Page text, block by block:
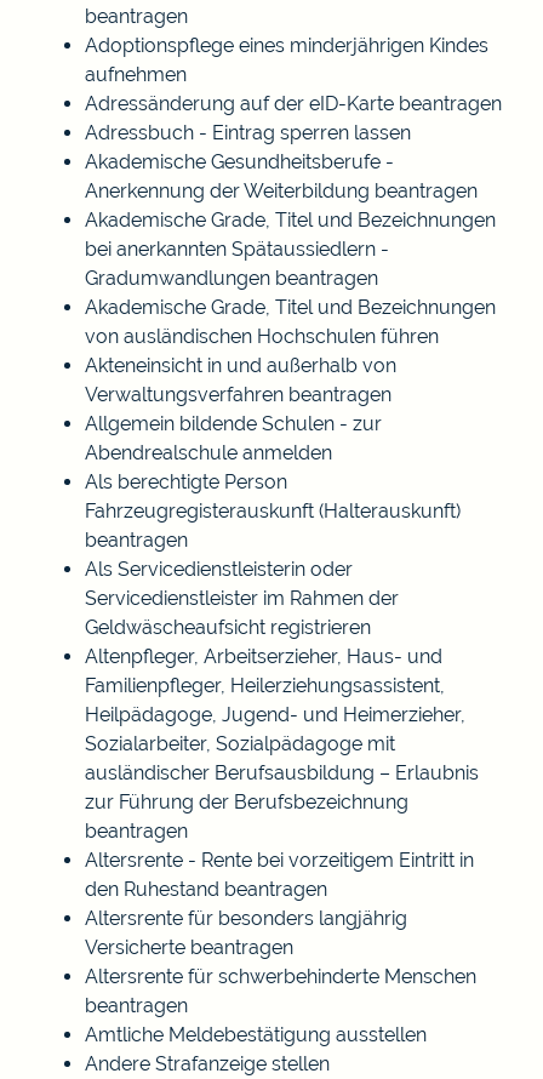
beantragen
Adoptionspflege eines minderjährigen Kindes
aufnehmen
Adressänderung auf der eID-Karte beantragen
Adressbuch - Eintrag sperren lassen
Akademische Gesundheitsberufe -
Anerkennung der Weiterbildung beantragen
Akademische Grade, Titel und Bezeichnungen
bei anerkannten Spätaussiedlern -
Gradumwandlungen beantragen
Akademische Grade, Titel und Bezeichnungen
von ausländischen Hochschulen führen
Akteneinsicht in und außerhalb von
Verwaltungsverfahren beantragen
Allgemein bildende Schulen - zur
Abendrealschule anmelden
Als berechtigte Person
Fahrzeugregisterauskunft (Halterauskunft)
beantragen
Als Servicedienstleisterin oder
Servicedienstleister im Rahmen der
Geldwäscheaufsicht registrieren
Altenpfleger, Arbeitserzieher, Haus- und
Familienpfleger, Heilerziehungsassistent,
Heilpädagoge, Jugend- und Heimerzieher,
Sozialarbeiter, Sozialpädagoge mit
ausländischer Berufsausbildung – Erlaubnis
zur Führung der Berufsbezeichnung
beantragen
Altersrente - Rente bei vorzeitigem Eintritt in
den Ruhestand beantragen
Altersrente für besonders langjährig
Versicherte beantragen
Altersrente für schwerbehinderte Menschen
beantragen
Amtliche Meldebestätigung ausstellen
Andere Strafanzeige stellen